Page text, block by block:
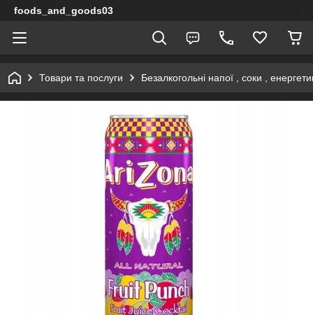
foods_and_goods03
Товари та послуги Безалкогольні напої , соки ,